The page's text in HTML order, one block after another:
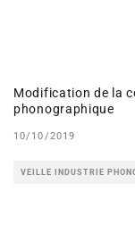
Modification de la
phonographique
10/10/2019
VEILLE INDUSTRIE